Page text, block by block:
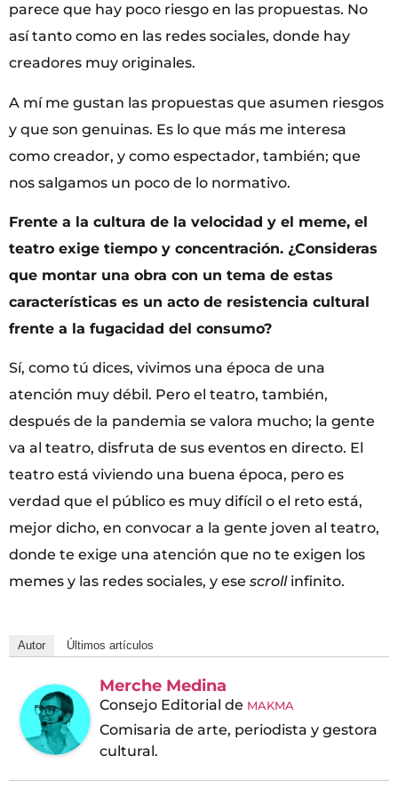
parece que hay poco riesgo en las propuestas. No
así tanto como en las redes sociales, donde hay
creadores muy originales.
A mí me gustan las propuestas que asumen riesgos
y que son genuinas. Es lo que más me interesa
como creador, y como espectador, también; que
nos salgamos un poco de lo normativo.
Frente a la cultura de la velocidad y el meme, el
teatro exige tiempo y concentración. ¿Consideras
que montar una obra con un tema de estas
características es un acto de resistencia cultural
frente a la fugacidad del consumo?
Sí, como tú dices, vivimos una época de una
atención muy débil. Pero el teatro, también,
después de la pandemia se valora mucho; la gente
va al teatro, disfruta de sus eventos en directo. El
teatro está viviendo una buena época, pero es
verdad que el público es muy difícil o el reto está,
mejor dicho, en convocar a la gente joven al teatro,
donde te exige una atención que no te exigen los
memes y las redes sociales, y ese scrollinfinito.
Autor Últimos artículos
Merche Medina
Consejo Editorial de MAKMA
Comisaria de arte, periodista y gestora
cultural.